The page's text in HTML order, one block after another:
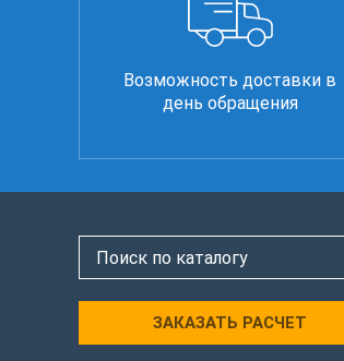
Возможность доставки в
день обращения
ЗАКАЗАТЬ РАСЧЕТ